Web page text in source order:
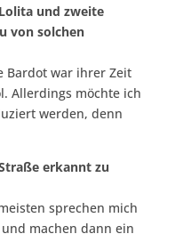
und zweite
von solchen
Bardot war ihrer Zeit
Allerdings möchte ich
werden, denn
erkannt zu
sprechen mich
machen dann ein